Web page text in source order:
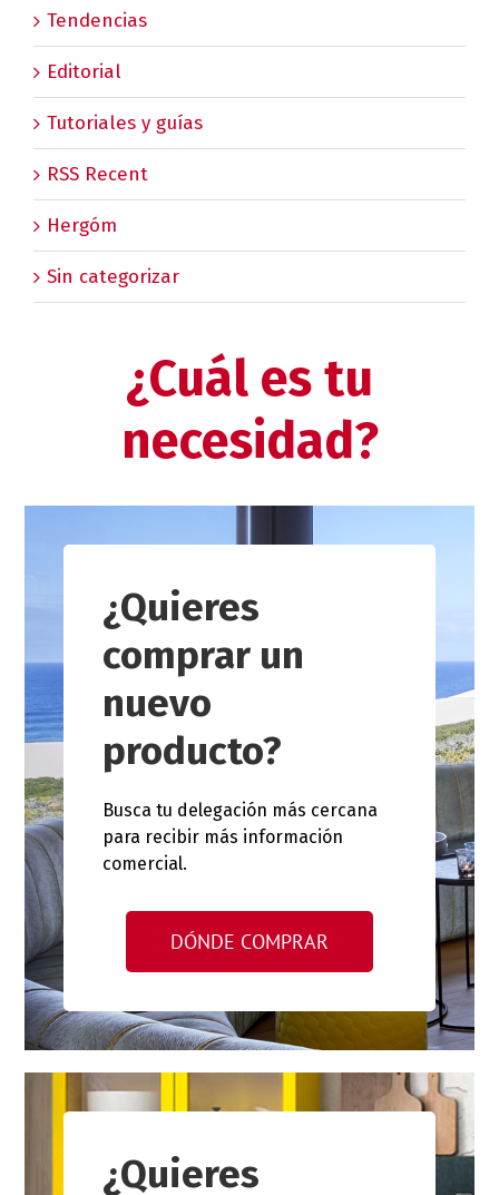
Tendencias
Editorial
Tutoriales y guías
RSS Recent
Hergóm
Sin categorizar
¿Cuál es tu
necesidad?
¿Quieres
comprar un
nuevo
producto?
Busca tu delegación más cercana
para recibir más información
comercial.
DÓNDE COMPRAR
¿Quieres